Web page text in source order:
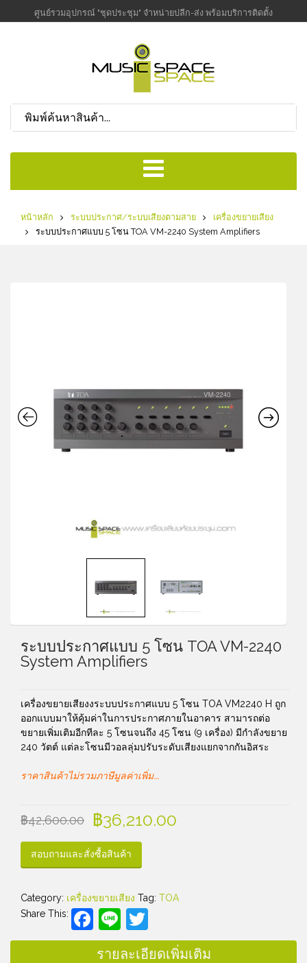
ศูนย์รวมอุปกรณ์ "ชุดประชุม" จำหน่ายปลีก-ส่ง พร้อมบริการติดตั้ง
หน้าหลัก ระบบประกาศ/ระบบเสียงตามสาย
เครื่องขยายเสียง
ระบบประกาศแบบ 5 โซน TOA VM-2240 System Amplifiers
ระบบประกาศแบบ 5 โซน TOA VM-2240
System Amplifiers
เครื่องขยายเสียงงระบบประกาศแบบ 5 โซน TOA VM2240 H ถูก
ออกแบบมาให้คุ้มค่าในการประกาศภายในอาคาร สามารถต่อ
ขยายเพิ่มเติมอีกทีละ 5 โซนจนถึง 45 โซน (9 เครื่อง) มีกำลังขยาย
240 วัตต์ แต่ละโซนมีวอลลุ่มปรับระดับเสียงแยกจากกันอิสระ
ราคาสินค้าไม่รวมภาษีมูลค่าเพิ่ม….
฿42,600.00 ฿36,210.00
สอบถามและสั่งซื้อสินค้า
Category: เครื่องขยายเสียง Tag: TOA
Share This:
Facebook
Line
รายละเอียดเพิ่มเติม